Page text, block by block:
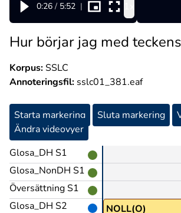
0:26 / 5:52 |
Hur börjar jag med
Korpus:SSLC
Annoteringsfil: sslc01_381.eaf
Starta markering Sluta markering
Ändra videovyer
Glosa_DH S1
Glosa_NonDH S1
Översättning S1
Glosa_DH S2
NOLL(O)